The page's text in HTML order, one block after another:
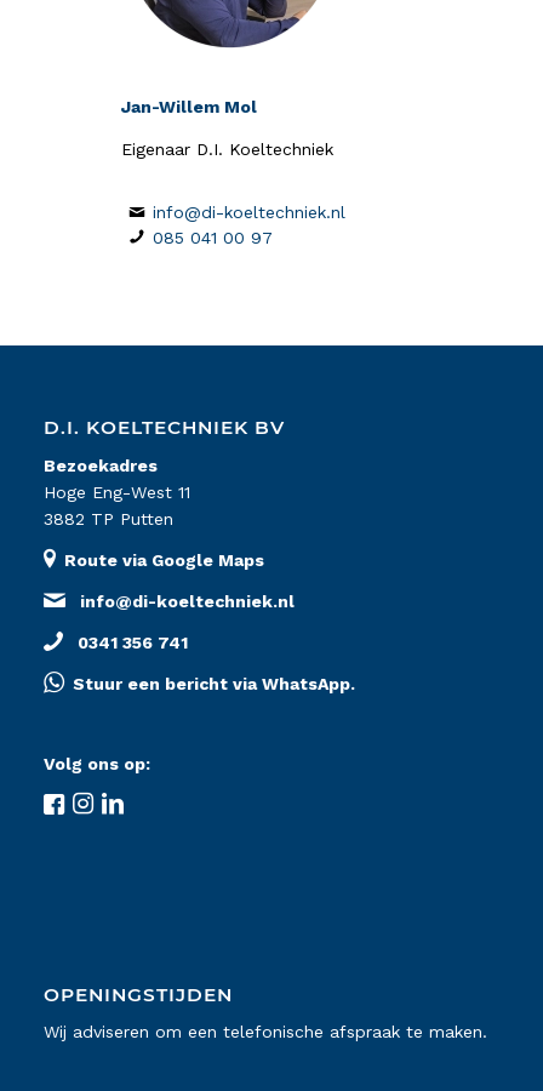
Jan-Willem Mol
Eigenaar D.I. Koeltechniek
info@di-koeltechniek.nl
085 041 00 97
D.I. KOELTECHNIEK BV
Bezoekadres
Hoge Eng-West 11
3882 TP Putten
Route via Google Maps
info@di-koeltechniek.nl
0341 356 741
Stuur een bericht via WhatsApp.
Volg ons op:
OPENINGSTIJDEN
Wij adviseren om een telefonische afspraak te maken.